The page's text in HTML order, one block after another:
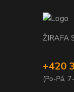
ŽIRAFA
+420
(Po-Pá,